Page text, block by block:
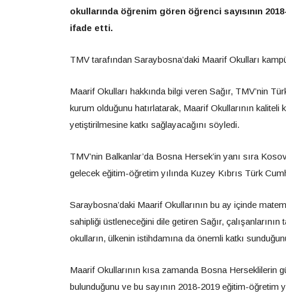
okullarında öğrenim gören öğrenci sayısının
ifade etti.
TMV tarafından Saraybosna’daki Maarif Okulları
Maarif Okulları hakkında bilgi veren Sağır, TMV’nin
kurum olduğunu hatırlatarak, Maarif Okullarının
yetiştirilmesine katkı sağlayacağını söyledi.
TMV’nin Balkanlar’da Bosna Hersek’in yanı sıra
gelecek eğitim-öğretim yılında Kuzey Kıbrıs Türk
Saraybosna’daki Maarif Okullarının bu ay içinde
sahipliği üstleneceğini dile getiren Sağır,
okulların, ülkenin istihdamına da önemli katkı
Maarif Okullarının kısa zamanda Bosna Herseklilerin
bulunduğunu ve bu sayının 2018-2019 eğitim-öğretim